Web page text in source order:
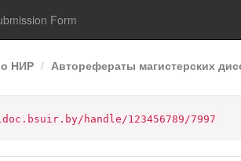
Form
НИР Авторефераты магистерских
handle/123456789/7997